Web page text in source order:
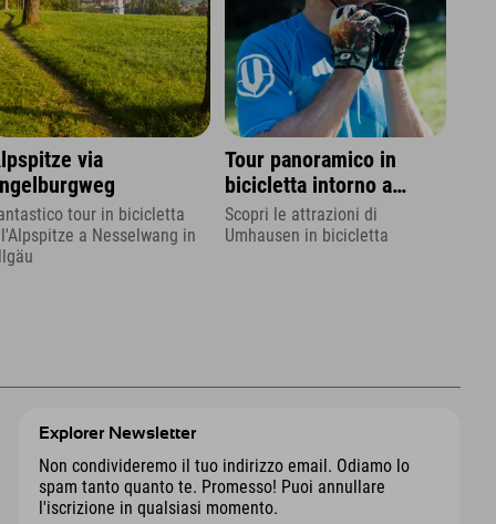
via
tour in bicicletta
a Nesselwang in
Tour panoramico in
bicicletta intorno a
Umhausen
Scopri le attrazioni di
Umhausen in bicicletta
Explorer Newsletter
Non condivideremo il tuo indirizzo email. Odiamo lo
spam tanto quanto te. Promesso! Puoi annullare
l'iscrizione in qualsiasi momento.